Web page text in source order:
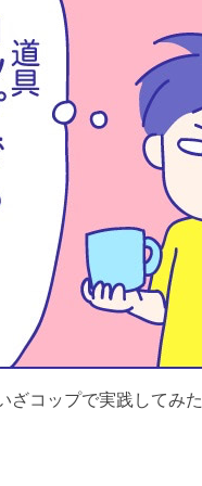
ざコップで実践してみ